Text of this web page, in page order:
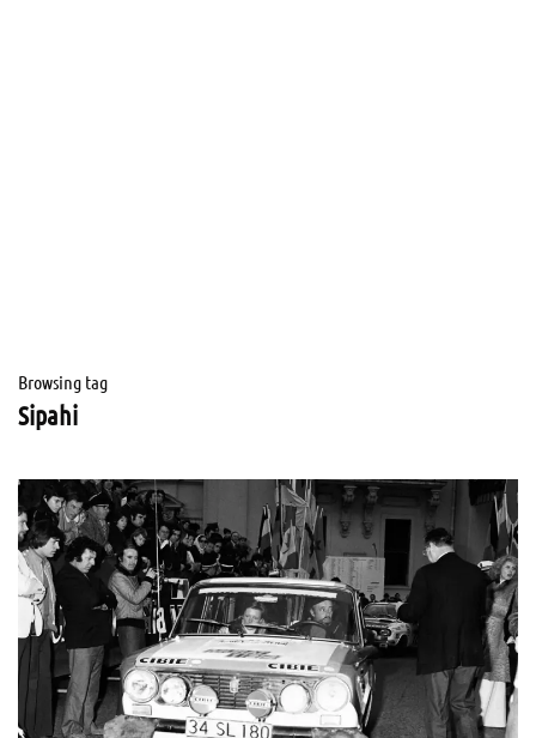
Browsing tag
Sipahi